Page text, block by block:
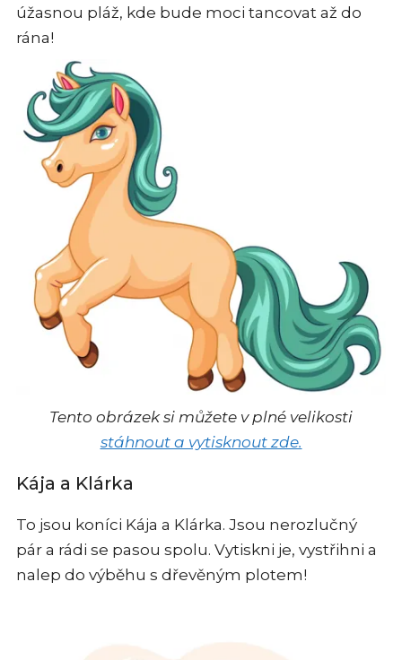
úžasnou pláž, kde bude moci tancovat až do
rána!
Tento obrázek si můžete v plné velikosti
stáhnout a vytisknout zde.
Kája a Klárka
To jsou koníci Kája a Klárka. Jsou nerozlučný
pár a rádi se pasou spolu. Vytiskni je, vystřihni a
nalep do výběhu s dřevěným plotem!